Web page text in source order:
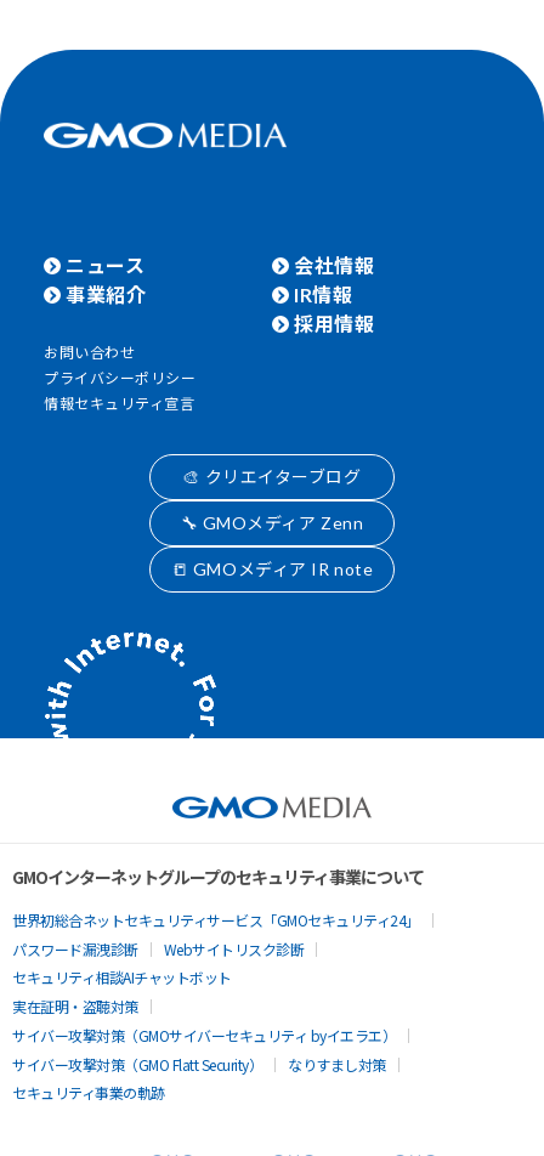
ニュース
事業紹介
会社情報
IR情報
採用情報
お問い合わせ
プライバシーポリシー
情報セキュリティ宣言
🎨 クリエイターブログ
🔧 GMOメディア Zenn
📒 GMOメディア IR note
GMOインターネットグループのセキュリティ事業について
世界初総合ネットセキュリティサービス「GMOセキュリティ24」
パスワード漏洩診断
Webサイトリスク診断
セキュリティ相談AIチャットボット
実在証明・盗聴対策
サイバー攻撃対策（GMOサイバーセキュリティ byイエラエ）
サイバー攻撃対策（GMO Flatt Security）
なりすまし対策
セキュリティ事業の軌跡